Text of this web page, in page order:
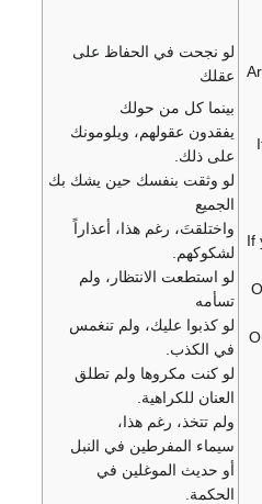
If
لو نجحت في الحفاظ على
عقلك
بينما كل من حولك
يفقدون عقولهم، ويلومونك
على ذلك.
لو وثقت بنفسك حين يشك بك
الجميع
واختلقتَ، رغم هذا، أعذاراً
لشكوكهم.
لو استطعت الانتظار، ولم
تسأمه
لو كذبوا عليك، ولم تنغمس
في الكذب.
لو كنت مكروها ولم تطلق
العنان للكراهية.
ولم تتخذ، رغم هذا،
سيماء المفرطين في النبل
أو حديث الموغلين في
الحكمة.